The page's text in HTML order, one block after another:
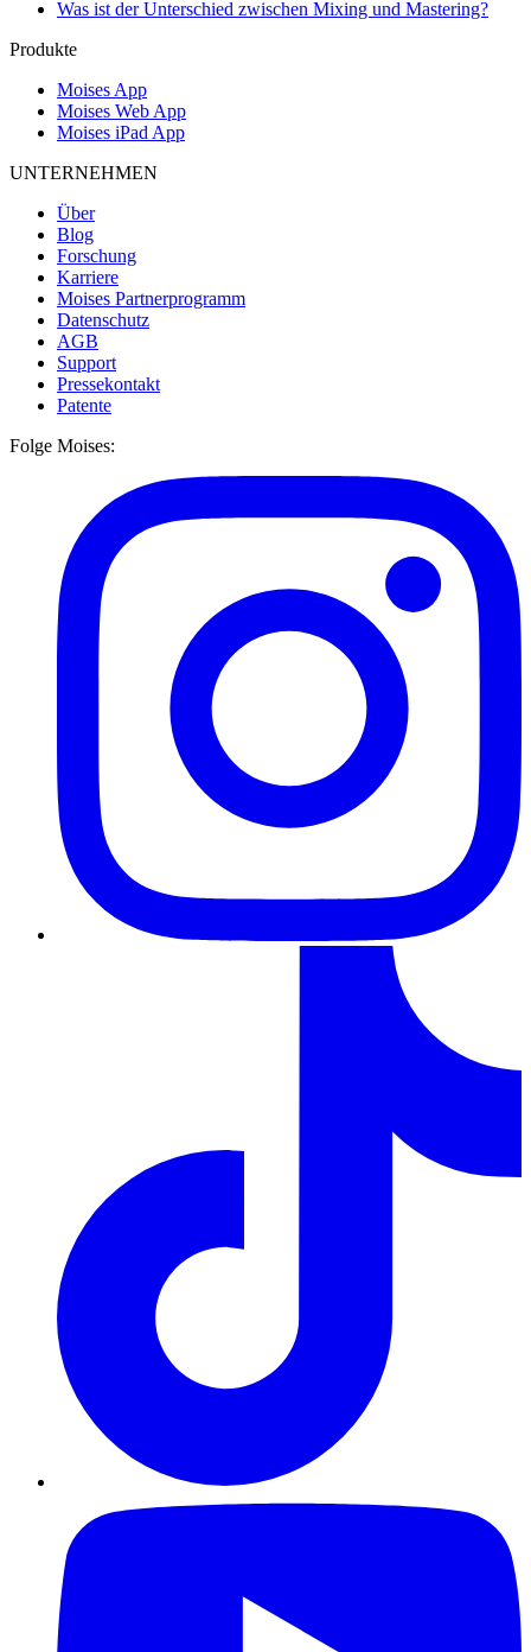
Was ist der Unterschied zwischen Mixing und Mastering?
Produkte
Moises App
Moises Web App
Moises iPad App
UNTERNEHMEN
Über
Blog
Forschung
Karriere
Moises Partnerprogramm
Datenschutz
AGB
Support
Pressekontakt
Patente
Folge Moises: